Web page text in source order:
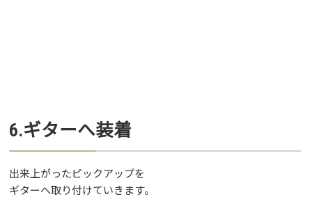
6.ギターへ装着
出来上がったピックアップを
ギターへ取り付けていきます。